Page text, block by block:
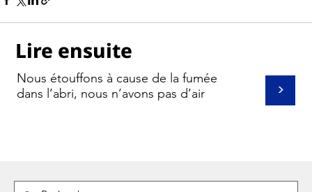
Lire ensuite
>
Nous étouffons à cause de la fumée
dans l’abri, nous n’avons pas d’air